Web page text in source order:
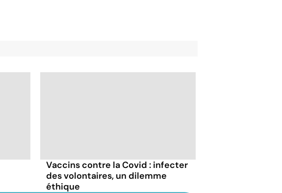
Vaccins contre la Covid : infecter
des volontaires, un dilemme
éthique